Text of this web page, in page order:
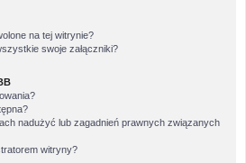
na tej witrynie?
swoje załączniki?
nadużyć lub zagadnień prawnych związanych
witryny?